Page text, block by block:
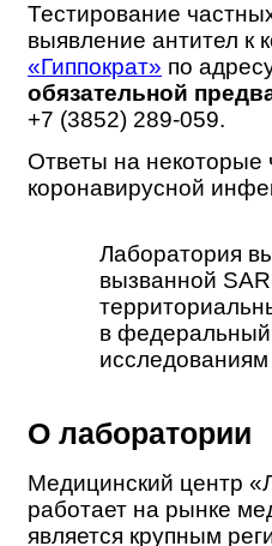
Тестирование
выявление антител к
«Гиппократ» по
обязательной
+7 (3852) 289-059.
Ответы на
коронавирусной
Лаборатория
вызванной
в
О лаборатории
Медицинский центр
работает на рынке
является крупным